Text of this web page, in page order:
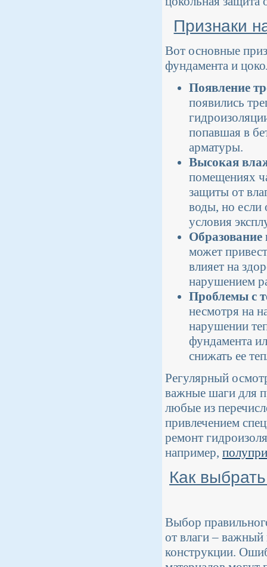
Признаки
Вот основные
фундамента и
Появление
появились
попавшая в
арматуры.
Высокая
помещениях
защиты от
воды, но если
условия
Образование
может
влияет на
нарушением
Проблемы с
несмотря на
нарушении
фундамента
снижать ее
Регулярный
важные шаги для
любые из
привлечением
ремонт
например,
Как
Выбор
от влаги – важный
конструкции.